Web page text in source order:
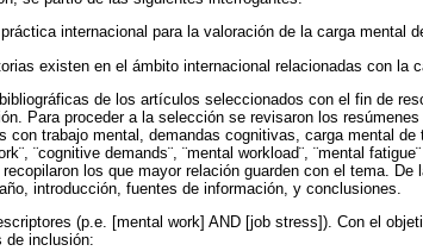
internacional para la valoración de la carga mental
existen en el ámbito internacional relacionadas con la
de los artículos seleccionados con el fin de
Para proceder a la selección se revisaron los
con trabajo mental, demandas cognitivas, carga mental
¨cognitive demands¨, ¨mental workload¨, ¨mental
los que mayor relación guarden con el tema.
introducción, fuentes de información, y conclusiones.
(p.e. [mental work] AND [job stress]). Con el
de inclusión: